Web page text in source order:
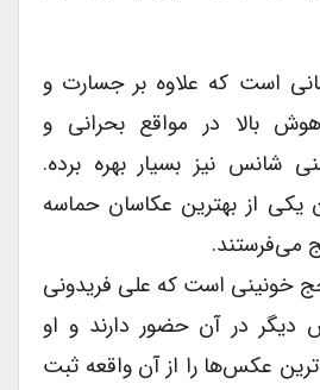
است که علاوه بر جسارت و
بالا در مواقع بحرانى و
شانس نیز بسیار بهره برده.
یکى از بهترین عکاسان حماسه
خونینى است که على فریدونى
دیگر در آن حضور دارند و او
عکس‌ها را از آن واقعه ثبت